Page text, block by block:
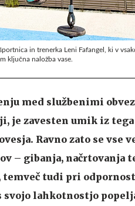
in trenerka Leni Fafangel, ki v
ključna naložba vase.
med službenimi
zavesten umik iz tega
Ravno zato se vse
– gibanja, načrtovanja
temveč tudi pri
svojo lahkotnostjo